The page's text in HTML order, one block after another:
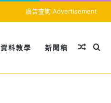
廣告查詢 Advertisement
資料教學 新聞稿 隨機文
搜